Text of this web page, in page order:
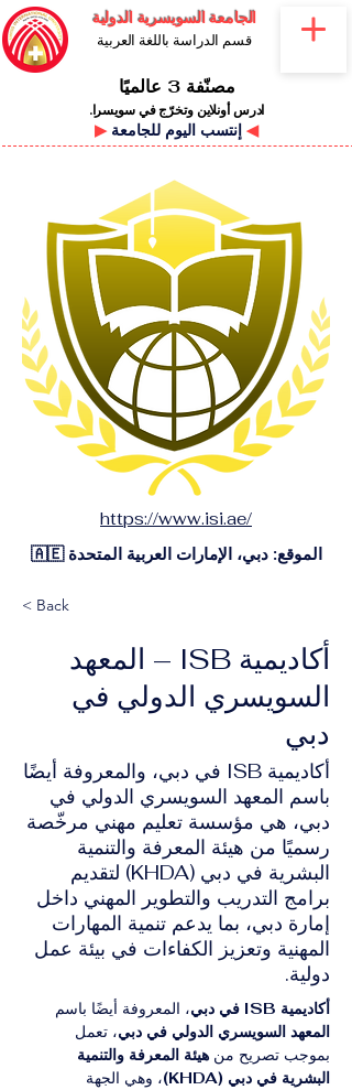
الجامعة السويسرية الدولية
قسم الدراسة باللغة العربية
مصنّفة 3 عالميًا
ادرس أونلاين وتخرّج في سويسرا.
▶ ◀
https://www.isi.ae/
الموقع: دبي، الإمارات العربية المتحدة 🇦🇪
< Back
أكاديمية ISB – المعهد
السويسري الدولي في
دبي
أكاديمية ISB في دبي، والمعروفة أيضًا
باسم المعهد السويسري الدولي في
دبي، هي مؤسسة تعليم مهني مرخّصة
رسميًا من هيئة المعرفة والتنمية
البشرية في دبي (KHDA) لتقديم
برامج التدريب والتطوير المهني داخل
إمارة دبي، بما يدعم تنمية المهارات
المهنية وتعزيز الكفاءات في بيئة عمل
دولية.
أكاديمية ISB في دبي
، المعروفة أيضًا باسم
المعهد السويسري الدولي في دبي، تعمل
بموجب تصريح من هيئة المعرفة والتنمية
البشرية في دبي (KHDA)
، وهي الجهة